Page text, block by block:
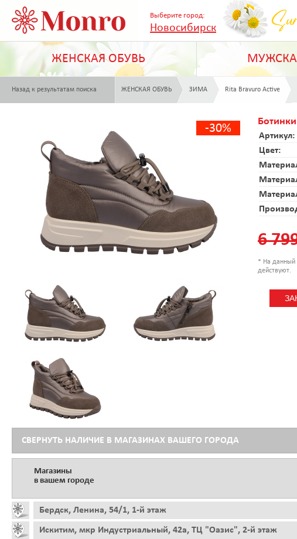
Выберите город:
Новосибирск
ЖЕНСКАЯ ОБУВЬ
Назад к результатам поиска ЖЕНСКАЯ ОБУВЬ ЗИМА Rita Bravuro Active
-30%
Артикул:
Цвет:
6
* На данный
действуют.
СВЕРНУТЬ НАЛИЧИЕ В МАГАЗИНАХ ВАШЕГО ГОРОДА
Магазины
в вашем городе
Бердск, Ленина, 54/1, 1-й этаж
Искитим, мкр Индустриальный, 42а, ТЦ "Оазис", 2-й этаж